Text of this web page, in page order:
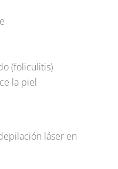
(foliculitis)
la piel
láser en